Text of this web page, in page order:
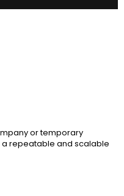
or temporary
repeatable and scalable